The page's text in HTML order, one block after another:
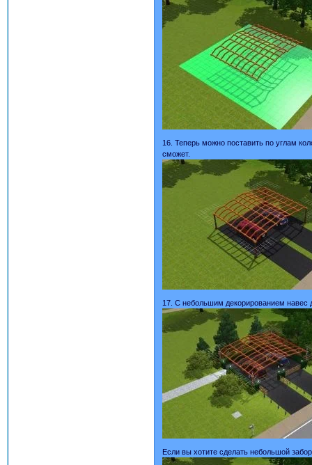
16. Теперь можно поставить по углам
сможет.
17. С небольшим декорированием
Если вы хотите сделать небольшой